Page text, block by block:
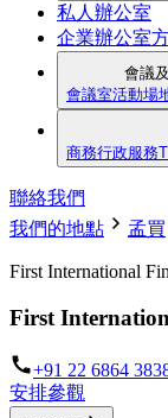
私人辦公室
企業辦公室
會議
會議室活動場
商務行政服務
聯絡我們
我們的地點
孟買
First International
First
+91 22 6864
安排參觀